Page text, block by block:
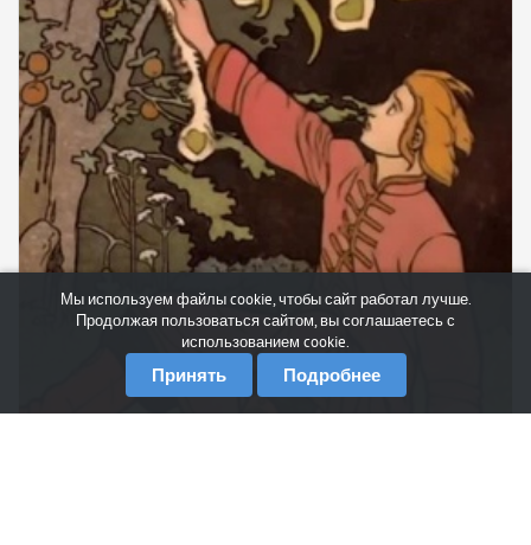
Мы используем файлы cookie, чтобы сайт работал лучше.
Продолжая пользоваться сайтом, вы соглашаетесь с
использованием cookie.
Принять Подробнее